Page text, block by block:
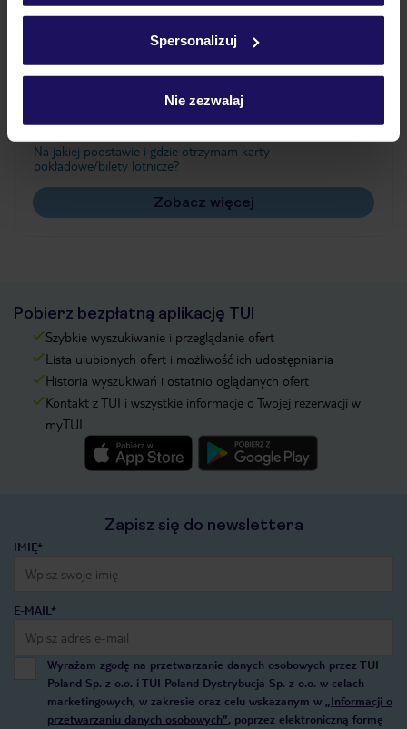
Spersonalizuj
Nie zezwalaj
Często zadawane pytania
Jak zmienić uczestników/osobę zgłaszającą?
Czy w Hotelu będzie przedstawiciel TUI?
Na jakiej podstawie i gdzie otrzymam karty
pokładowe/bilety lotnicze?
Zobacz więcej
Pobierz bezpłatną aplikację TUI
Szybkie wyszukiwanie i przeglądanie ofert
Lista ulubionych ofert i możliwość ich udostępniania
Historia wyszukiwań i ostatnio oglądanych ofert
Kontakt z TUI i wszystkie informacje o Twojej rezerwacji w
myTUI
Zapisz się do newslettera
IMIĘ*
E-MAIL*
Wyrażam zgodę na przetwarzanie danych osobowych przez TUI
Poland Sp. z o.o. i TUI Poland Dystrybucja Sp. z o.o. w celach
marketingowych, w zakresie oraz celu wskazanym w „Informacji o
przetwarzaniu danych osobowych”, poprzez elektroniczną formę